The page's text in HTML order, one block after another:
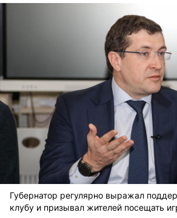
Губернатор регулярно выражал
клубу и призывал жителей посещать